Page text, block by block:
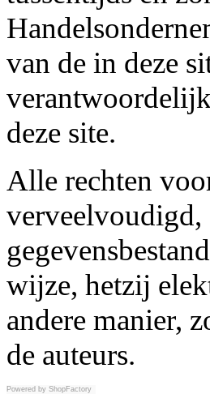
van de in deze
deze site.
Alle rechten
verveelvoudigd,
wijze, hetzij
andere manier,
de auteurs.
Powered by ShopFactory